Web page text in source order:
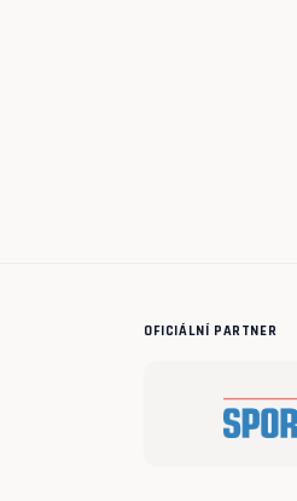
OFICIÁLNÍ PARTNER